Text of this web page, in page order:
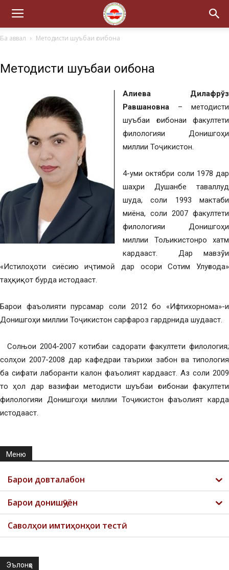
Ба аввал Методисти шуъбаи ғоибона
Методисти шуъбаи ғоибона
Алиева Дилафрўз
Равшановна – методисти
шуъбаи ғоибонаи факултети
филологияи Донишгоҳи
миллии Тоҷикистон.
4-уми октябри соли 1978 дар
шаҳри Душанбе таваллуд
шуда, соли 1993 мактаби
миёна, соли 2007 факултети
филологияи Донишгоҳи
миллии Тољикистонро хатм
кардааст. Дар мавзўи
«Истилоҳоти сиёсию иҷтимоӣ дар осори Сотим Улуғзода»
таҳқиқот бурда истодааст.
Барои фаъолияти пурсамар соли 2012 бо «Ифтихорнома»-и
Донишгоҳи миллии Тоҷикистон сарфароз гардрнида шудааст.
Солњои 2004-2007 котибаи садорати факултети филология;
солҳои 2007-2008 дар кафедраи таърихи забон ва типология
ба сифати лаборанти калон фаъолият кардааст. Аз соли 2009
то ҳол дар вазифаи методисти шуъбаи ғоибонаи факултети
филологияи Донишгоҳи миллии Тоҷикистон фаъолият карда
истодааст.
Меню
Барои довталабон
Барои донишҷӯён
Саволҳои имтиҳонҳои тестӣ
Эълонҳо